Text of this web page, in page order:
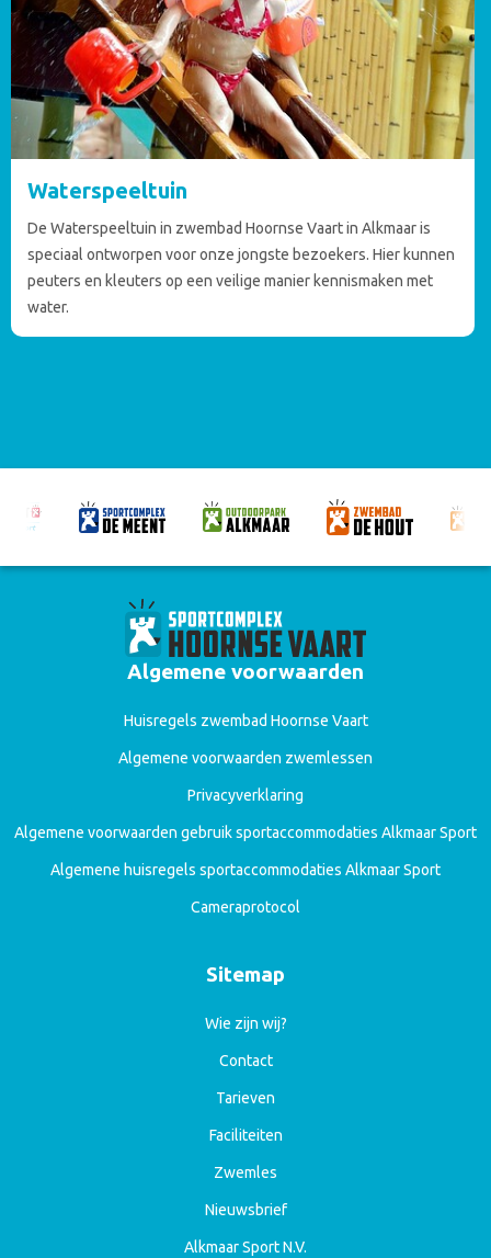
Waterspeeltuin
De Waterspeeltuin in zwembad Hoornse Vaart in Alkmaar is
speciaal ontworpen voor onze jongste bezoekers. Hier kunnen
peuters en kleuters op een veilige manier kennismaken met
water.
Algemene voorwaarden
Huisregels zwembad Hoornse Vaart
Algemene voorwaarden zwemlessen
Privacyverklaring
Algemene voorwaarden gebruik sportaccommodaties Alkmaar Sport
Algemene huisregels sportaccommodaties Alkmaar Sport
Cameraprotocol
Sitemap
Wie zijn wij?
Contact
Tarieven
Faciliteiten
Zwemles
Nieuwsbrief
Alkmaar Sport N.V.